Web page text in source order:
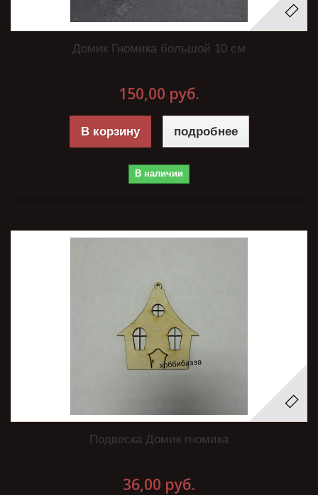
Домик Гномика большой 10 см
150,00 руб.
В корзину подробнее
В наличии
Подвеска Домик гномика
36,00 руб.